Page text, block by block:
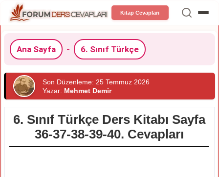
Kitap Cevapları
Ana Sayfa - 6. Sınıf Türkçe
Son Düzenleme: 25 Temmuz 2026
Yazar: Mehmet Demir
6. Sınıf Türkçe Ders Kitabı Sayfa
36-37-38-39-40. Cevapları